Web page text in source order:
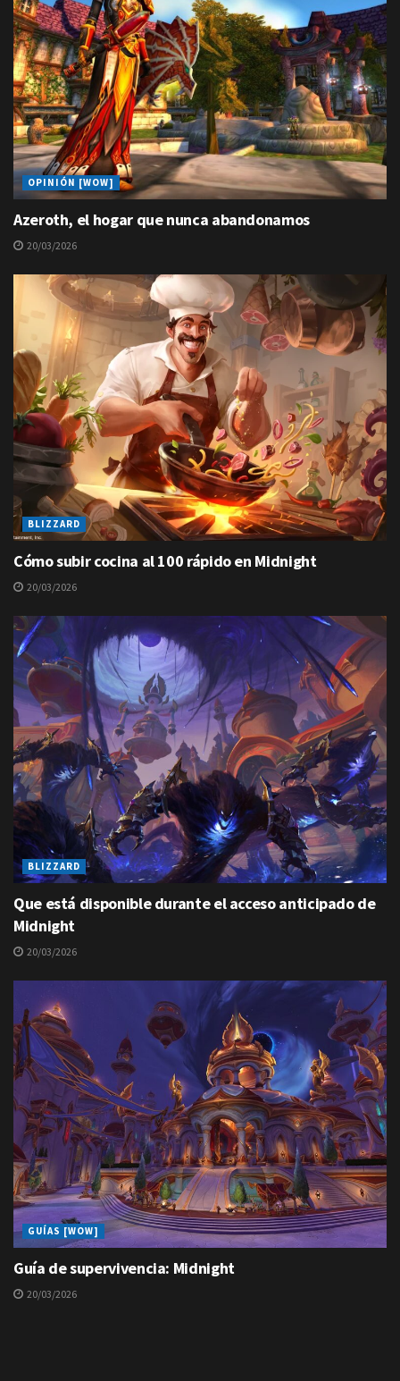
OPINIÓN [WOW]
Azeroth, el hogar que nunca abandonamos
20/03/2026
BLIZZARD
Cómo subir cocina al 100 rápido en Midnight
20/03/2026
BLIZZARD
Que está disponible durante el acceso anticipado de
Midnight
20/03/2026
GUÍAS [WOW]
Guía de supervivencia: Midnight
20/03/2026